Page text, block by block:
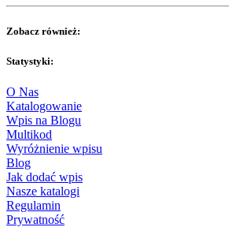
Zobacz również:
Statystyki:
O Nas
Katalogowanie
Wpis na Blogu
Multikod
Wyróżnienie wpisu
Blog
Jak dodać wpis
Nasze katalogi
Regulamin
Prywatność